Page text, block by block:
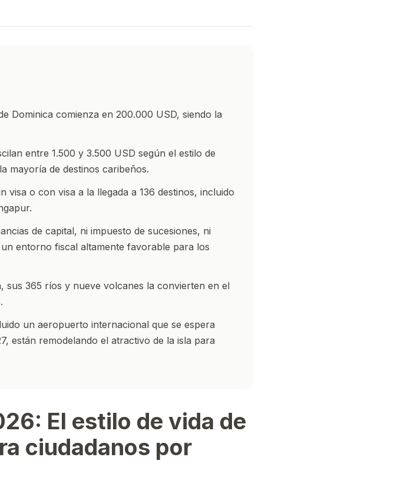
Dominica comienza en 200.000 USD, siendo la
entre 1.500 y 3.500 USD según el estilo de
mayoría de destinos caribeños.
visa o con visa a la llegada a 136 destinos, incluido
de capital, ni impuesto de sucesiones, ni
entorno fiscal altamente favorable para los
sus 365 ríos y nueve volcanes la convierten en el
un aeropuerto internacional que se espera
están remodelando el atractivo de la isla para
El estilo de vida de
ciudadanos por